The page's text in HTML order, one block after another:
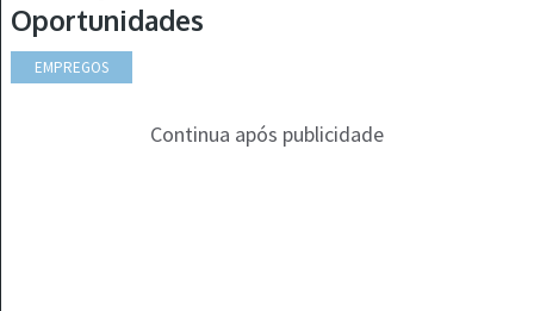
Oportunidades
EMPREGOS
Continua após publicidade